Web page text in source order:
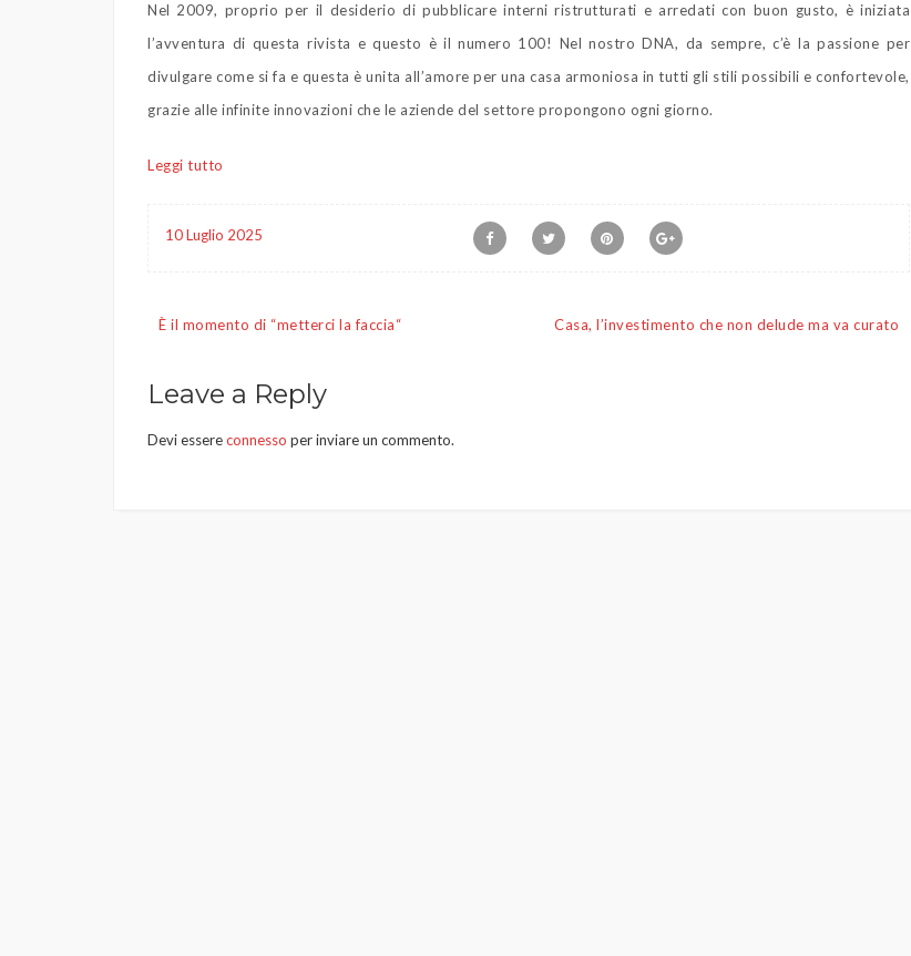
Nel 2009, proprio per il desiderio di pubblicare interni ristrutturati e arredati con buon gusto, è iniziata
l’avventura di questa rivista e questo è il numero 100! Nel nostro DNA, da sempre, c’è la passione per
divulgare come si fa e questa è unita all’amore per una casa armoniosa in tutti gli stili possibili e confortevole,
grazie alle infinite innovazioni che le aziende del settore propongono ogni giorno.
Leggi tutto
10 Luglio 2025
Navigazione
È il momento di “metterci la faccia“ Casa, l’investimento che non delude ma va curato
Leave a Reply
Devi essereconnesso per inviare un commento.